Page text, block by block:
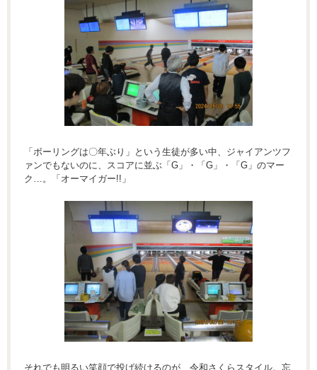
「ボーリングは〇年ぶり」という生徒が多い中、ジャイアンツフ
ァンでもないのに、スコアに並ぶ「G」・「G」・「G」のマー
ク…。「オーマイガー!!」
それでも明るい笑顔で投げ続けるのが、令和さくらスタイル。忘